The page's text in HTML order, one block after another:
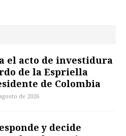
el acto de investidura
de la Espriella
de Colombia
de 2026
y decide